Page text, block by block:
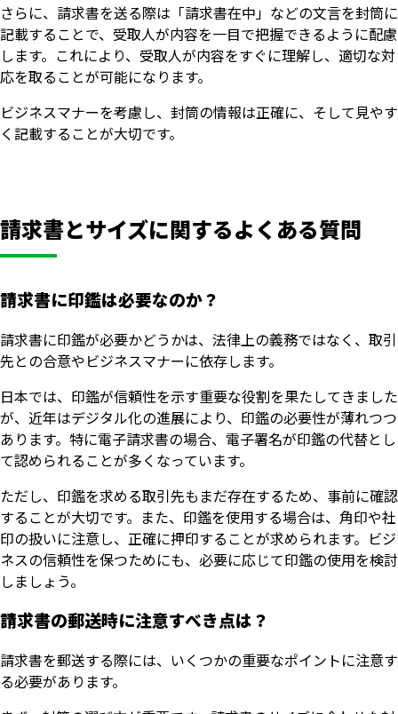
さらに、請求書を送る際は「請求書在中」などの文言を封筒に
記載することで、受取人が内容を一目で把握できるように配慮
します。これにより、受取人が内容をすぐに理解し、適切な対
応を取ることが可能になります。
ビジネスマナーを考慮し、封筒の情報は正確に、そして見やす
く記載することが大切です。
請求書とサイズに関するよくある質問
請求書に印鑑は必要なのか？
請求書に印鑑が必要かどうかは、法律上の義務ではなく、取引
先との合意やビジネスマナーに依存します。
日本では、印鑑が信頼性を示す重要な役割を果たしてきました
が、近年はデジタル化の進展により、印鑑の必要性が薄れつつ
あります。特に電子請求書の場合、電子署名が印鑑の代替とし
て認められることが多くなっています。
ただし、印鑑を求める取引先もまだ存在するため、事前に確認
することが大切です。また、印鑑を使用する場合は、角印や社
印の扱いに注意し、正確に押印することが求められます。ビジ
ネスの信頼性を保つためにも、必要に応じて印鑑の使用を検討
しましょう。
請求書の郵送時に注意すべき点は？
請求書を郵送する際には、いくつかの重要なポイントに注意す
る必要があります。